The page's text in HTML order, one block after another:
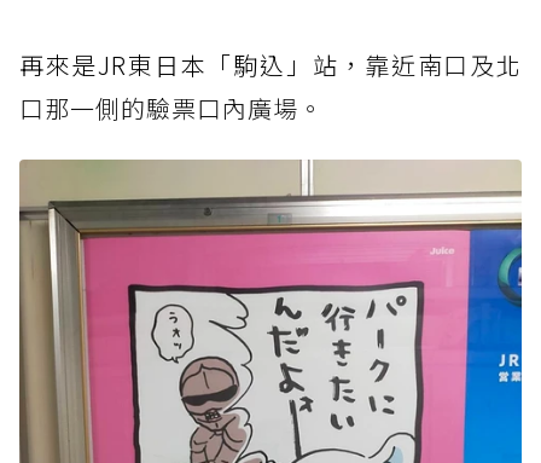
再來是JR東日本「駒込」站， 靠近南口及北
口那一側的驗票口內廣場。